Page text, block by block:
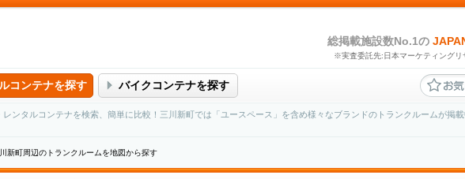
総掲載施設数No.1の
※実査委託先:日本マーケティング
コンテナを探す バイクコンテナを探す
ンタルコンテナを検索、簡単に比較！三川新町では「ユースペース」を含め様々なブランドのトランクルームが掲
新町周辺のトランクルームを地図から探す